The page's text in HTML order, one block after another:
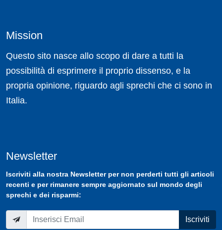
Mission
Questo sito nasce allo scopo di dare a tutti la
possibilità di esprimere il proprio dissenso, e la
propria opinione, riguardo agli sprechi che ci sono in
Italia.
Newsletter
Iscriviti alla nostra Newsletterper non perderti tutti gli articoli
recenti e per rimanere sempre aggiornato sul mondo degli
sprechi e dei risparmi:
Iscriviti